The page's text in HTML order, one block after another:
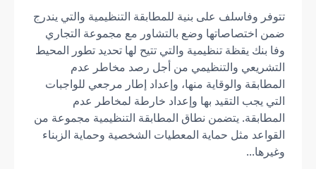
تتوفر وفاسلف على بنية للمطابقة التنظيمية والتي يندرج
ضمن اختصاصاتها وضع بالتشاور مع مجموعة التجاري
وفا بنك يقظة تنظيمية والتي تتيح لها تحديد تطور المحيط
التشريعي والتنظيمي من أجل رصد مخاطر عدم
المطابقة والوقاية منها، وإعداد إطار مرجعي للواجبات
التي يجب التقيد بها وإعداد خارطة لمخاطر عدم
المطابقة. يتضمن نطاق المطابقة التنظيمية مجموعة من
القواعد مثل حماية المعطيات الشخصية وحماية الزبناء
وغيرها...